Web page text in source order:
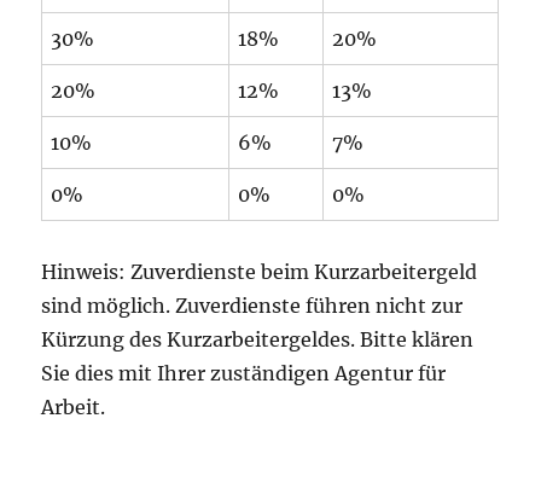
30% 18% 20%
20% 12% 13%
10% 6% 7%
0% 0% 0%
Hinweis: Zuverdienste beim Kurzarbeitergeld
sind möglich. Zuverdienste führen nicht zur
Kürzung des Kurzarbeitergeldes. Bitte klären
Sie dies mit Ihrer zuständigen Agentur für
Arbeit.